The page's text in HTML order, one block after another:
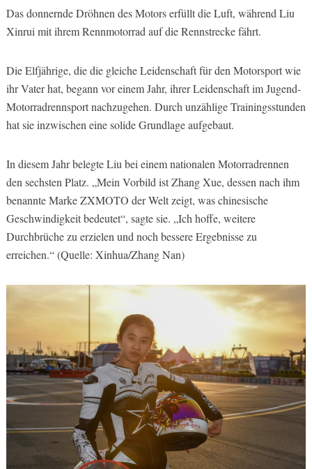
Das donnernde Dröhnen des Motors erfüllt die Luft, während Liu
Xinrui mit ihrem Rennmotorrad auf die Rennstrecke fährt.
Die Elfjährige, die die gleiche Leidenschaft für den Motorsport wie
ihr Vater hat, begann vor einem Jahr, ihrer Leidenschaft im Jugend-
Motorradrennsport nachzugehen. Durch unzählige Trainingsstunden
hat sie inzwischen eine solide Grundlage aufgebaut.
In diesem Jahr belegte Liu bei einem nationalen Motorradrennen
den sechsten Platz. „Mein Vorbild ist Zhang Xue, dessen nach ihm
benannte Marke ZXMOTO der Welt zeigt, was chinesische
Geschwindigkeit bedeutet“, sagte sie. „Ich hoffe, weitere
Durchbrüche zu erzielen und noch bessere Ergebnisse zu
erreichen.“ (Quelle: Xinhua/Zhang Nan)